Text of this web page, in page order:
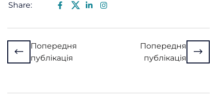
Share:
Попередня
публікація
Попередня
публікація